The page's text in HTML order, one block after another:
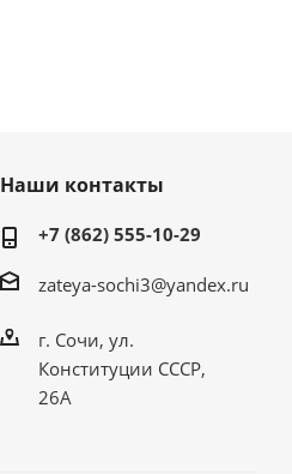
Наши контакты
+7 (862) 555-10-29
zateya-sochi3@yandex.ru
г. Сочи, ул.
Конституции СССР,
26А